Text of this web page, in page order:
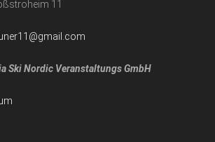
11
Ski Nordic Veranstaltungs GmbH